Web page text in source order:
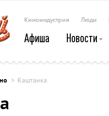
Киноиндустрия Люди
Афиша Новости
Каштанка